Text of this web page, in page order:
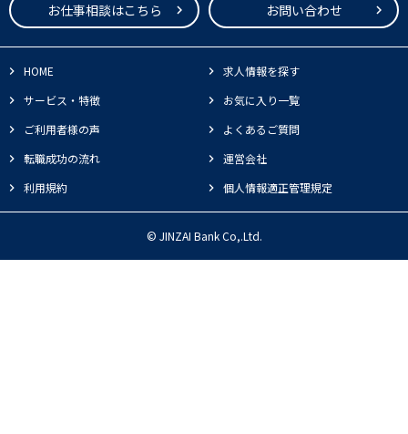
お仕事相談はこちら お問い合わせ
HOME
求人情報を探す
サービス・特徴
お気に入り一覧
ご利用者様の声
よくあるご質問
転職成功の流れ
運営会社
利用規約
個人情報適正管理規定
© JINZAI Bank Co,.Ltd.